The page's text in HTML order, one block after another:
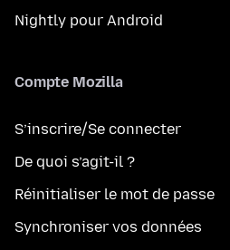
Nightly pour Android
Compte Mozilla
S’inscrire/Se connecter
De quoi s’agit-il ?
Réinitialiser le mot de passe
Synchroniser vos données